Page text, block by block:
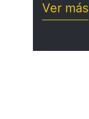
Ver más